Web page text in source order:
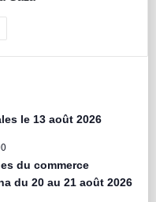
le 13 août 2026
du commerce
du 20 au 21 août 2026